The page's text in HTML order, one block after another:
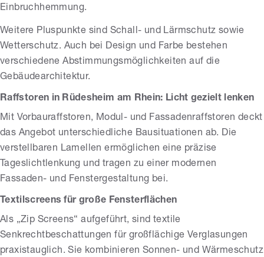
Einbruchhemmung.
Weitere Pluspunkte sind Schall- und Lärmschutz sowie
Wetterschutz. Auch bei Design und Farbe bestehen
verschiedene Abstimmungsmöglichkeiten auf die
Gebäudearchitektur.
Raffstoren in Rüdesheim am Rhein: Licht gezielt lenken
Mit Vorbauraffstoren, Modul- und Fassadenraffstoren deckt
das Angebot unterschiedliche Bausituationen ab. Die
verstellbaren Lamellen ermöglichen eine präzise
Tageslichtlenkung und tragen zu einer modernen
Fassaden- und Fenstergestaltung bei.
Textilscreens für große Fensterflächen
Als „Zip Screens“ aufgeführt, sind textile
Senkrechtbeschattungen für großflächige Verglasungen
praxistauglich. Sie kombinieren Sonnen- und Wärmeschutz